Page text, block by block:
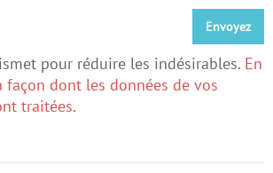
pour réduire les indésirables. En
façon dont les données de vos
traitées.